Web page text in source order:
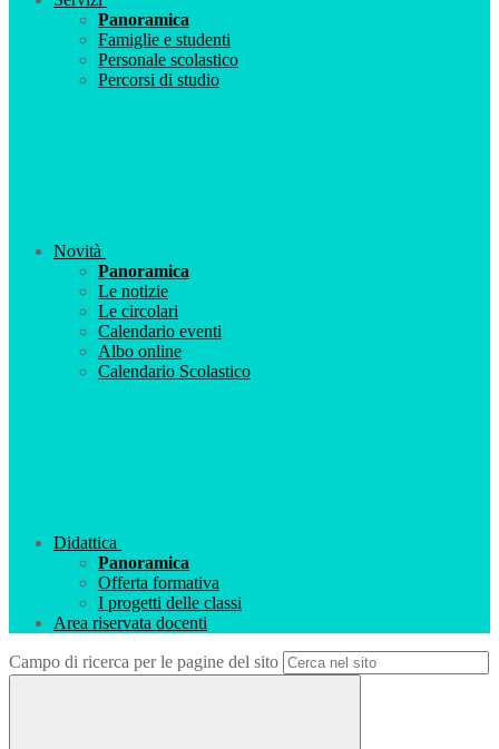
Panoramica
Famiglie e studenti
Personale scolastico
Percorsi di studio
Novità
Panoramica
Le notizie
Le circolari
Calendario eventi
Albo online
Calendario Scolastico
Didattica
Panoramica
Offerta formativa
I progetti delle classi
Area riservata docenti
Campo di ricerca per le pagine del sito